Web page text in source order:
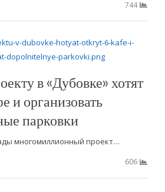
744
в «Дубовке» хотят
и организовать
парковки
многомиллионный проект…
606